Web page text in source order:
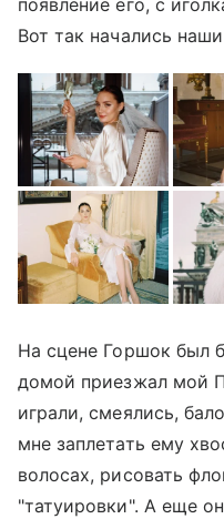
появление его, с
Вот так начались
На сцене Горшок был
домой приезжал мой
играли, смеялись,
мне заплетать ему
волосах, рисовать
"татуировки". А еще